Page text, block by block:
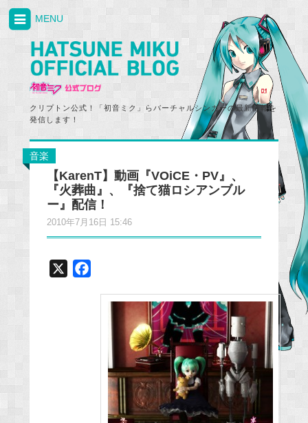
クリプトン公式！「初音ミク」らバーチャルシンガーの最新情報を
発信します！
MENU
音楽
【KarenT】動画『VOiCE・PV』、
『火葬曲』、『捨て猫ロシアンブル
ー』配信！
2010年7月16日 15:46